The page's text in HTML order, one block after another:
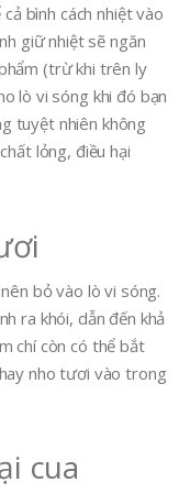
bình cách nhiệt vào
giữ nhiệt sẽ ngăn
(trừ khi trên ly
lò vi sóng khi đó bạn
tuyệt nhiên không
lỏng, điều hại
bỏ vào lò vi sóng.
ra khói, dẫn đến khả
chí còn có thể bắt
nho tươi vào trong
cua